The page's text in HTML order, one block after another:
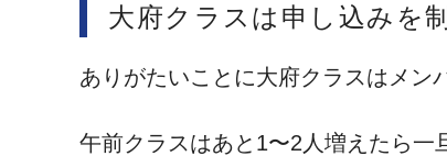
大府クラスは申し込みを
ありがたいことに大府クラスはメン
午前クラスはあと1〜2人増えたら一